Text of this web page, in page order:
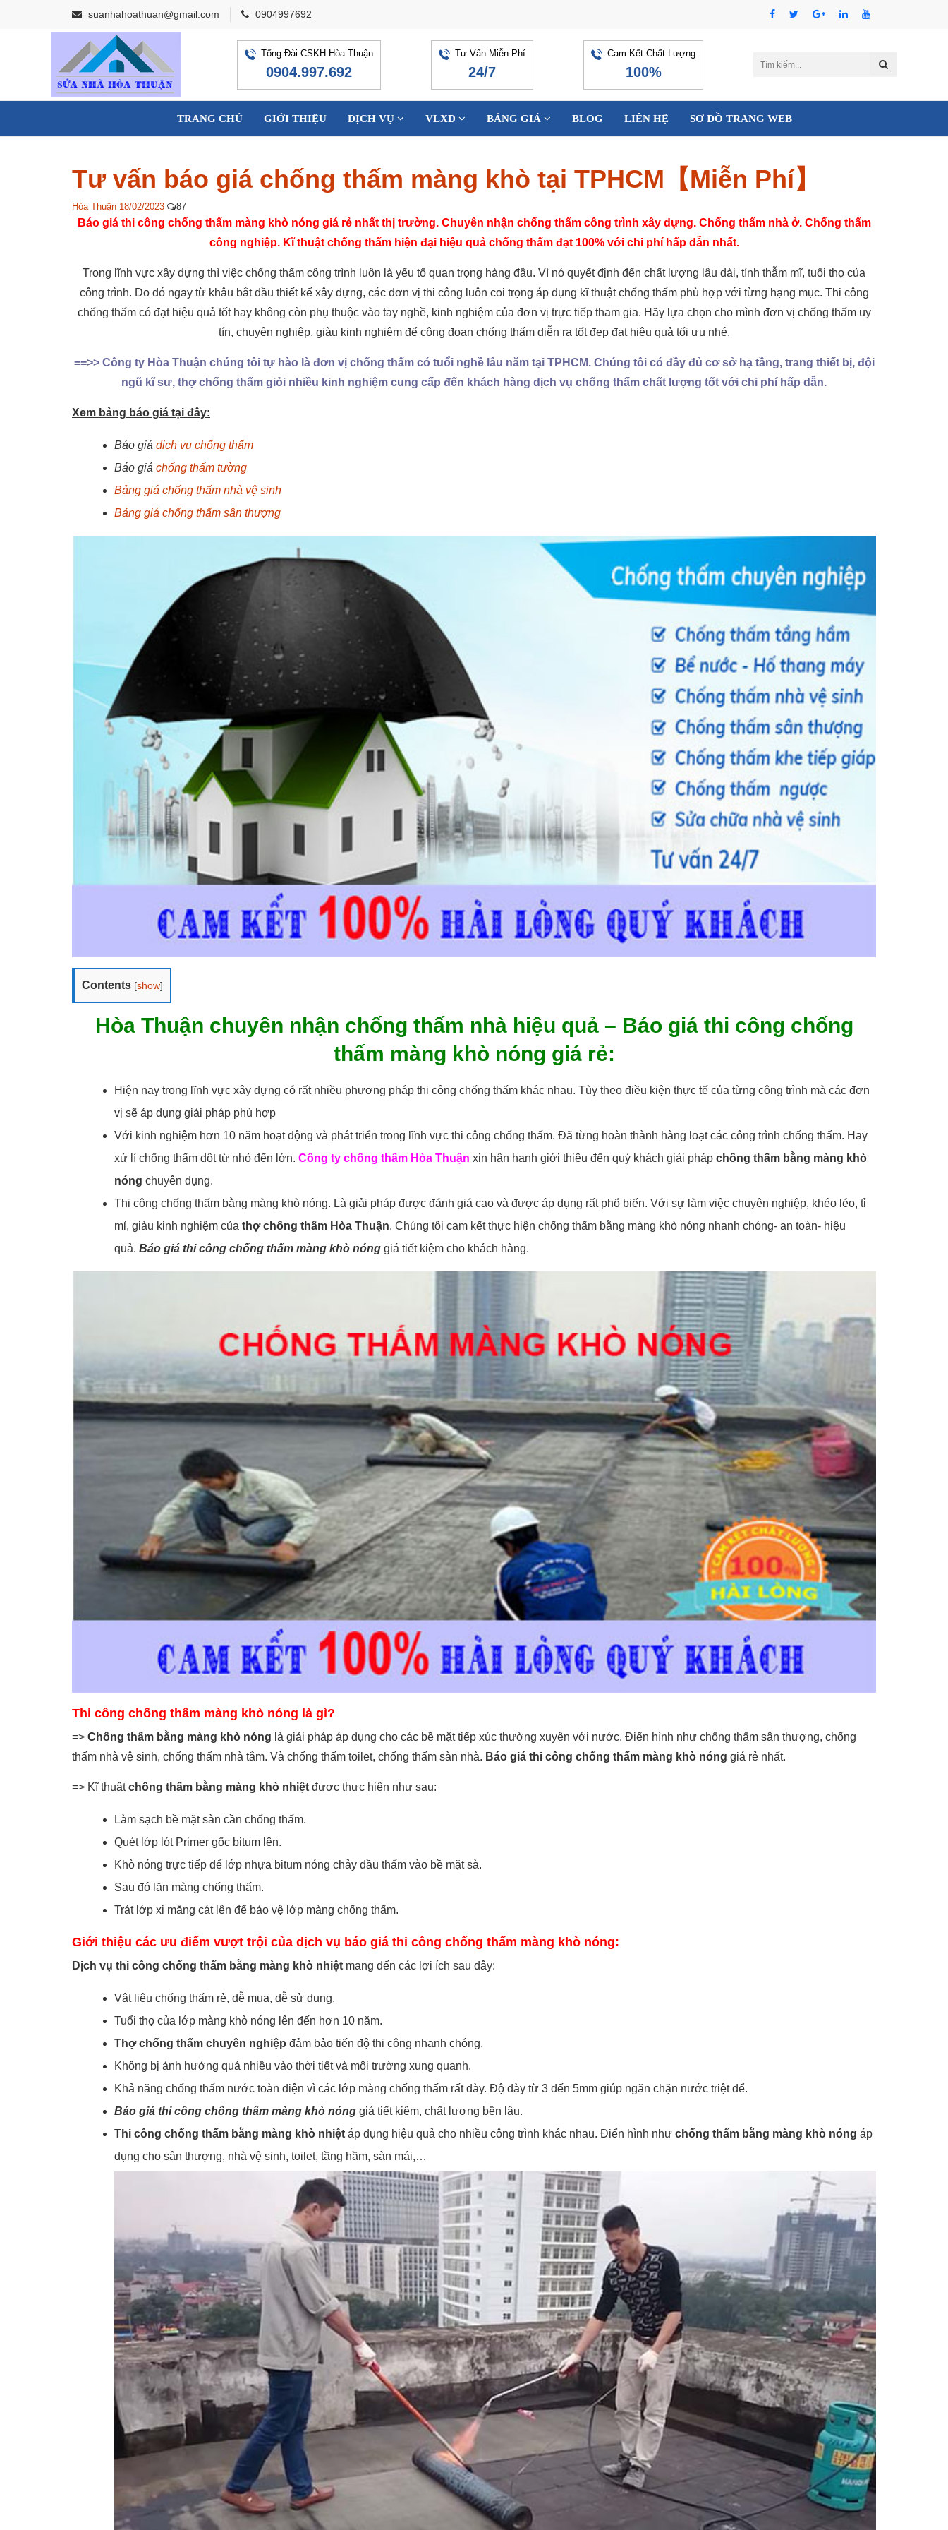
suanhahoathuan@gmail.com 0904997692
Tổng Đài CSKH Hòa Thuận
0904.997.692
Tư Vấn Miễn Phí
24/7
Cam Kết Chất Lượng
100%
TRANG CHỦ GIỚI THIỆU DỊCH VỤ VLXD BẢNG GIÁ BLOG LIÊN HỆ SƠ ĐỒ TRANG WEB
Tư vấn báo giá chống thấm màng khò tại TPHCM【Miễn Phí】
Hòa Thuận 18/02/2023 87
Báo giá thi công chống thấm màng khò nóng giá rẻ nhất thị trường. Chuyên nhận chống thấm công trình xây dựng. Chống thấm nhà ở. Chống thấm
công nghiệp. Kĩ thuật chống thấm hiện đại hiệu quả chống thấm đạt 100% với chi phí hấp dẫn nhất.
Trong lĩnh vực xây dựng thì việc chống thấm công trình luôn là yếu tố quan trọng hàng đầu. Vì nó quyết định đến chất lượng lâu dài, tính thẫm mĩ, tuổi thọ của
công trình. Do đó ngay từ khâu bắt đầu thiết kế xây dựng, các đơn vị thi công luôn coi trọng áp dụng kĩ thuật chống thấm phù hợp với từng hạng mục. Thi công
chống thấm có đạt hiệu quả tốt hay không còn phụ thuộc vào tay nghề, kinh nghiệm của đơn vị trực tiếp tham gia. Hãy lựa chọn cho mình đơn vị chống thấm uy
tín, chuyên nghiệp, giàu kinh nghiệm để công đoạn chống thấm diễn ra tốt đẹp đạt hiệu quả tối ưu nhé.
==>> Công ty Hòa Thuận chúng tôi tự hào là đơn vị chống thấm có tuổi nghề lâu năm tại TPHCM. Chúng tôi có đầy đủ cơ sở hạ tầng, trang thiết bị, đội
ngũ kĩ sư, thợ chống thấm giỏi nhiều kinh nghiệm cung cấp đến khách hàng dịch vụ chống thấm chất lượng tốt với chi phí hấp dẫn.
Xem bảng báo giá tại đây:
Báo giá dịch vụ chống thấm
Báo giá chống thấm tường
Bảng giá chống thấm nhà vệ sinh
Bảng giá chống thấm sân thượng
Contents [show]
Hòa Thuận chuyên nhận chống thấm nhà hiệu quả – Báo giá thi công chống
thấm màng khò nóng giá rẻ:
Hiện nay trong lĩnh vực xây dựng có rất nhiều phương pháp thi công chống thấm khác nhau. Tùy theo điều kiện thực tế của từng công trình mà các đơn
vị sẽ áp dụng giải pháp phù hợp
Với kinh nghiệm hơn 10 năm hoạt động và phát triển trong lĩnh vực thi công chống thấm. Đã từng hoàn thành hàng loạt các công trình chống thấm. Hay
xử lí chống thấm dột từ nhỏ đến lớn. Công ty chống thấm Hòa Thuận xin hân hạnh giới thiệu đến quý khách giải pháp chống thấm bằng màng khò
nóng chuyên dụng.
Thi công chống thấm bằng màng khò nóng. Là giải pháp được đánh giá cao và được áp dụng rất phổ biến. Với sự làm việc chuyên nghiệp, khéo léo, tỉ
mỉ, giàu kinh nghiệm của thợ chống thấm Hòa Thuận. Chúng tôi cam kết thực hiện chống thấm bằng màng khò nóng nhanh chóng- an toàn- hiệu
quả. Báo giá thi công chống thấm màng khò nóng giá tiết kiệm cho khách hàng.
Thi công chống thấm màng khò nóng là gì?
=> Chống thấm bằng màng khò nóng là giải pháp áp dụng cho các bề mặt tiếp xúc thường xuyên với nước. Điển hình như chống thấm sân thượng, chống
thấm nhà vệ sinh, chống thấm nhà tắm. Và chống thấm toilet, chống thấm sàn nhà. Báo giá thi công chống thấm màng khò nóng giá rẻ nhất.
=> Kĩ thuậtchống thấm bằng màng khò nhiệt được thực hiện như sau:
Làm sạch bề mặt sàn cần chống thấm.
Quét lớp lót Primer gốc bitum lên.
Khò nóng trực tiếp để lớp nhựa bitum nóng chảy đầu thấm vào bề mặt sà.
Sau đó lăn màng chống thấm.
Trát lớp xi măng cát lên để bảo vệ lớp màng chống thấm.
Giới thiệu các ưu điểm vượt trội của dịch vụ báo giá thi công chống thấm màng khò nóng:
Dịch vụ thi công chống thấm bằng màng khò nhiệt mang đến các lợi ích sau đây:
Vật liệu chống thấm rẻ, dễ mua, dễ sử dụng.
Tuổi thọ của lớp màng khò nóng lên đến hơn 10 năm.
Thợ chống thấm chuyên nghiệp đảm bảo tiến độ thi công nhanh chóng.
Không bị ảnh hưởng quá nhiều vào thời tiết và môi trường xung quanh.
Khả năng chống thấm nước toàn diện vì các lớp màng chống thấm rất dày. Độ dày từ 3 đến 5mm giúp ngăn chặn nước triệt để.
Báo giá thi công chống thấm màng khò nóng giá tiết kiệm, chất lượng bền lâu.
Thi công chống thấm bằng màng khò nhiệt áp dụng hiệu quả cho nhiều công trình khác nhau. Điển hình như chống thấm bằng màng khò nóng áp
dụng cho sân thượng, nhà vệ sinh, toilet, tầng hầm, sàn mái,…